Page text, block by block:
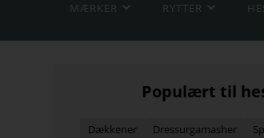
MÆRKER RYTTER
Populært til
Dækkener Dressurgamasher